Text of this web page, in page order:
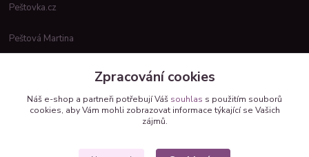
Peštovka.cz
Peštová Martina
Zpracování cookies
Náš e-shop a partneři potřebují Váš souhlas s použitím souborů
cookies, aby Vám mohli zobrazovat informace týkající se Vašich
zájmů.